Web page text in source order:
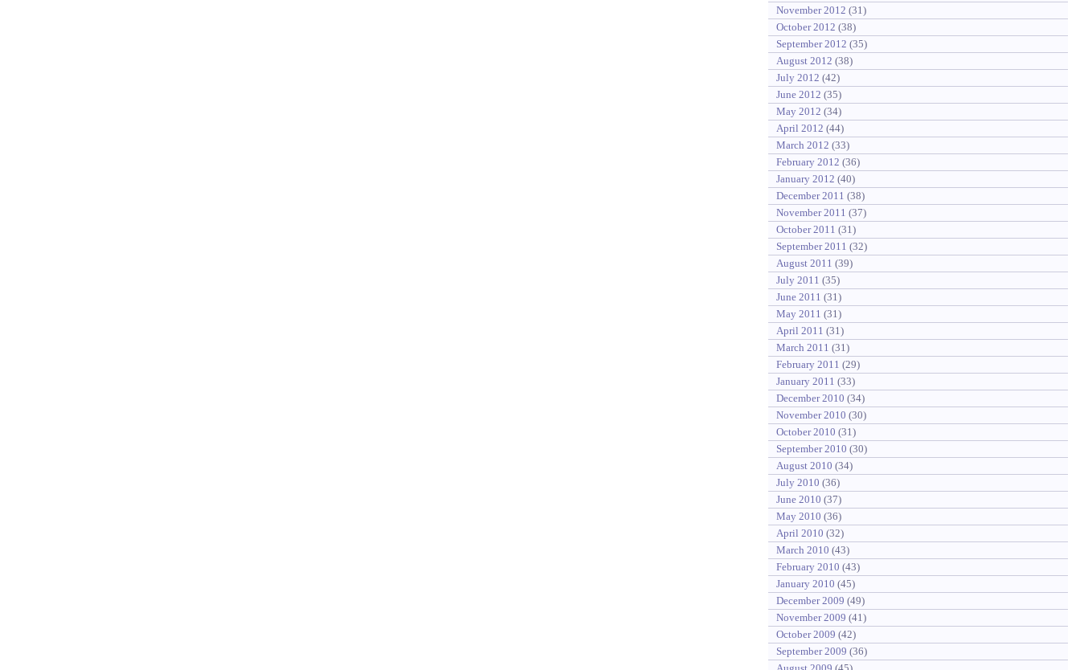
November 2012 (31)
October 2012 (38)
September 2012 (35)
August 2012 (38)
July 2012 (42)
June 2012 (35)
May 2012 (34)
April 2012 (44)
March 2012 (33)
February 2012 (36)
January 2012 (40)
December 2011 (38)
November 2011 (37)
October 2011 (31)
September 2011 (32)
August 2011 (39)
July 2011 (35)
June 2011 (31)
May 2011 (31)
April 2011 (31)
March 2011 (31)
February 2011 (29)
January 2011 (33)
December 2010 (34)
November 2010 (30)
October 2010 (31)
September 2010 (30)
August 2010 (34)
July 2010 (36)
June 2010 (37)
May 2010 (36)
April 2010 (32)
March 2010 (43)
February 2010 (43)
January 2010 (45)
December 2009 (49)
November 2009 (41)
October 2009 (42)
September 2009 (36)